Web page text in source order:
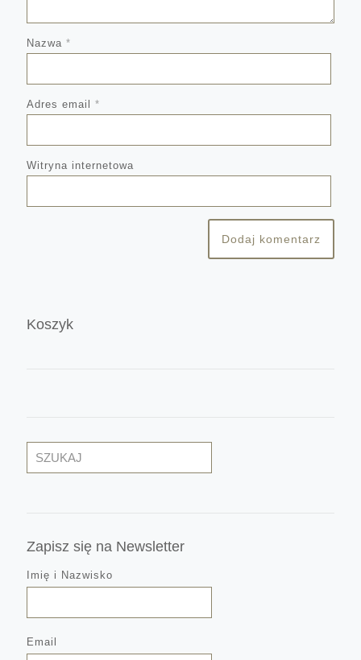
Nazwa *
Adres email *
Witryna internetowa
Koszyk
Szukaj
Zapisz się na Newsletter
Imię i Nazwisko
Email